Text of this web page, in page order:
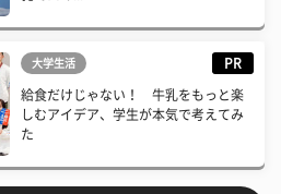
大学生活 PR
給食だけじゃない！ 牛乳をもっと楽
しむアイデア、学生が本気で考えてみ
た